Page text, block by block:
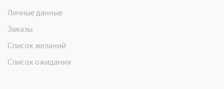
Личные данные
Заказы
Список желаний
Список ожидания